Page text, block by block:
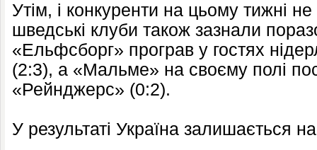
Утім, і конкуренти на цьому тижні
шведські клуби також зазнали
«Ельфсборг» програв у гостях
(2:3), а «Мальме» на своєму полі
«Рейнджерс» (0:2).
У результаті Україна залишається